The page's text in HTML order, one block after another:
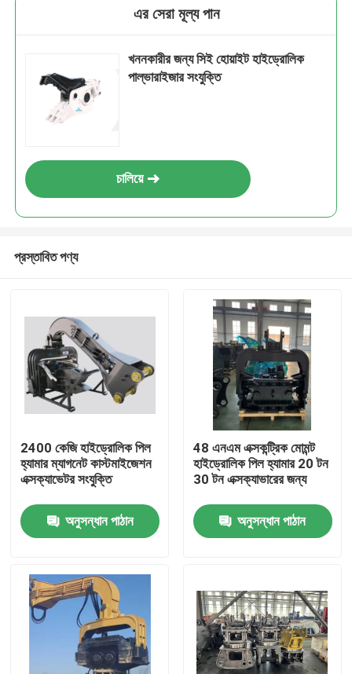
পণ্য
VR প্রদর্শন
এর সেরা মূল্য পান
খননকারীর জন্য সিই হোয়াইট হাইড্রোলিক
পাল্ভারাইজার সংযুক্তি
চালিয়ে
প্রস্তাবিত পণ্য
2400 কেজি হাইড্রোলিক পিল
হ্যামার ম্যাগনেট কাস্টমাইজেশন
এক্সক্যাভেটর সংযুক্তি
অনুসন্ধান পাঠান
48 এনএম এক্সকন্ট্রিক মোমন্ট
হাইড্রোলিক পিল হ্যামার 20 টন
30 টন এক্সক্যাভারের জন্য
অনুসন্ধান পাঠান